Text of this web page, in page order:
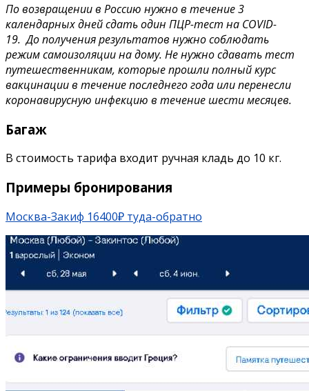
По возвращении в Россию нужнов течение 3
календарных днейсдать один ПЦР-тест на COVID-
19. До получения результатов нужно соблюдать
режим самоизоляции на дому. Не нужно сдавать тест
путешественникам, которые прошли полный курс
вакцинации в течение последнего года или перенесли
коронавирусную инфекцию в течение шести месяцев.
Багаж
В стоимость тарифа входит ручная кладь до 10 кг.
Примеры бронирования
Москва-Закиф 16400₽ туда-обратно